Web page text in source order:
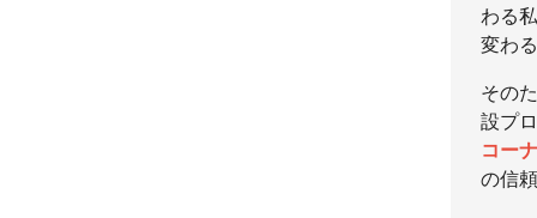
わる
変わ
その
設プ
コー
の信